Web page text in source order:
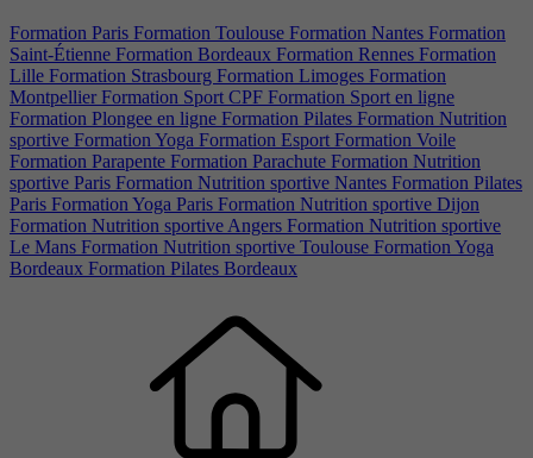
Formation Paris Formation Toulouse Formation Nantes Formation
Saint-Étienne Formation Bordeaux Formation Rennes Formation
Lille Formation Strasbourg Formation Limoges Formation
Montpellier Formation Sport CPF Formation Sport en ligne
Formation Plongee en ligne Formation Pilates Formation Nutrition
sportive Formation Yoga Formation Esport Formation Voile
Formation Parapente Formation Parachute Formation Nutrition
sportive Paris Formation Nutrition sportive Nantes Formation Pilates
Paris Formation Yoga Paris Formation Nutrition sportive Dijon
Formation Nutrition sportive Angers Formation Nutrition sportive
Le Mans Formation Nutrition sportive Toulouse Formation Yoga
Bordeaux Formation Pilates Bordeaux